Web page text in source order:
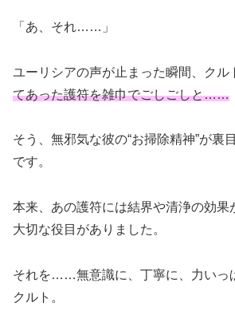
「あ、それ……」
ユーリシアの声が止まった瞬間、クル
てあった護符を雑巾でごしごしと……
そう、無邪気な彼の“お掃除精神”が裏
です。
本来、あの護符には結界や清浄の効果
大切な役目がありました。
それを……無意識に、丁寧に、力いっ
クルト。